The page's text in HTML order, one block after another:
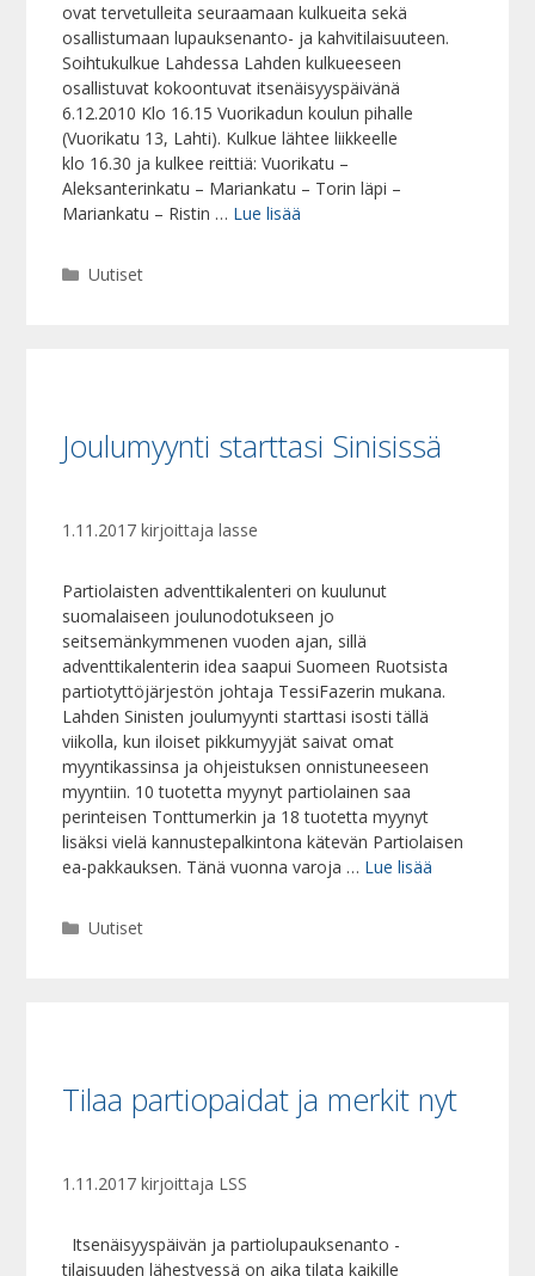
ovat tervetulleita seuraamaan kulkueita sekä
osallistumaan lupauksenanto- ja kahvitilaisuuteen.
Soihtukulkue Lahdessa Lahden kulkueeseen
osallistuvat kokoontuvat itsenäisyyspäivänä
6.12.2010 Klo 16.15 Vuorikadun koulun pihalle
(Vuorikatu 13, Lahti). Kulkue lähtee liikkeelle
klo 16.30 ja kulkee reittiä: Vuorikatu –
Aleksanterinkatu – Mariankatu – Torin läpi –
Mariankatu – Ristin … Lue lisää
Kategoriat
Uutiset
Joulumyynti starttasi Sinisissä
1.11.2017 kirjoittajalasse
Partiolaisten adventtikalenteri on kuulunut
suomalaiseen joulunodotukseen jo
seitsemänkymmenen vuoden ajan, sillä
adventtikalenterin idea saapui Suomeen Ruotsista
partiotyttöjärjestön johtaja TessiFazerin mukana.
Lahden Sinisten joulumyynti starttasi isosti tällä
viikolla, kun iloiset pikkumyyjät saivat omat
myyntikassinsa ja ohjeistuksen onnistuneeseen
myyntiin. 10 tuotetta myynyt partiolainen saa
perinteisen Tonttumerkin ja 18 tuotetta myynyt
lisäksi vielä kannustepalkintona kätevän Partiolaisen
ea-pakkauksen. Tänä vuonna varoja … Lue lisää
Kategoriat
Uutiset
Tilaa partiopaidat ja merkit nyt
1.11.2017 kirjoittaja LSS
Itsenäisyyspäivän ja partiolupauksenanto -
tilaisuuden lähestyessä on aika tilata kaikille